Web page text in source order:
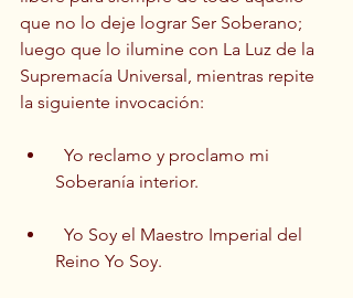
que no lo deje lograr Ser Soberano;
luego que lo ilumine con La Luz de la
Supremacía Universal, mientras repite
la siguiente invocación:
Soberanía interior.
Reino Yo Soy.